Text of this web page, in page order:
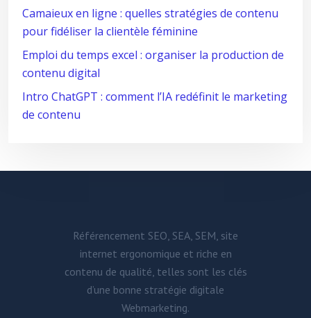
Camaieux en ligne : quelles stratégies de contenu
pour fidéliser la clientèle féminine
Emploi du temps excel : organiser la production de
contenu digital
Intro ChatGPT : comment l’IA redéfinit le marketing
de contenu
Référencement SEO, SEA, SEM, site
internet ergonomique et riche en
contenu de qualité, telles sont les clés
d’une bonne stratégie digitale
Webmarketing.